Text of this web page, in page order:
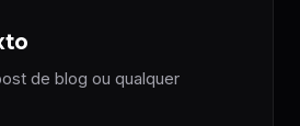
de blog ou qualquer